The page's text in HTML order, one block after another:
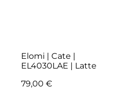
Elomi | Cate |
EL4030LAE | Latte
79,00 €